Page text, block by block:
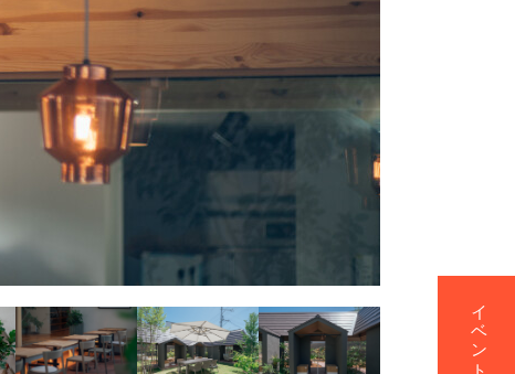
イベント